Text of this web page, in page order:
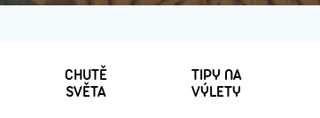
CHUTĚ
SVĚTA
TIPY NA
VÝLETY